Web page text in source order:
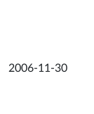
2006-11-30